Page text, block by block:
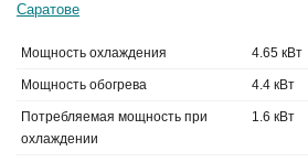
Мощность охлаждения 4.65 кВт
Мощность обогрева 4.4 кВт
Потребляемая мощность при
охлаждении
1.6 кВт